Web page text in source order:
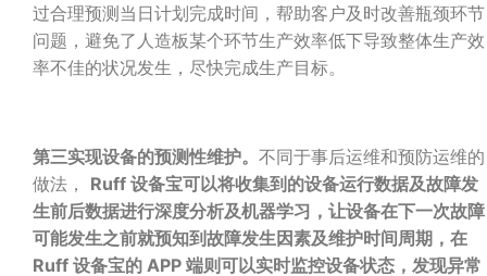
过合理预测当日计划完成时间，帮助客户及时改善瓶颈环节
问题，避免了人造板某个环节生产效率低下导致整体生产效
率不佳的状况发生，尽快完成生产目标。
第三实现设备的预测性维护。 不同于事后运维和预防运维的
做法， Ruff 设备宝可以将收集到的设备运行数据及故障发
生前后数据进行深度分析及机器学习，让设备在下一次故障
可能发生之前就预知到故障发生因素及维护时间周期，在
Ruff 设备宝的 APP 端则可以实时监控设备状态，发现异常